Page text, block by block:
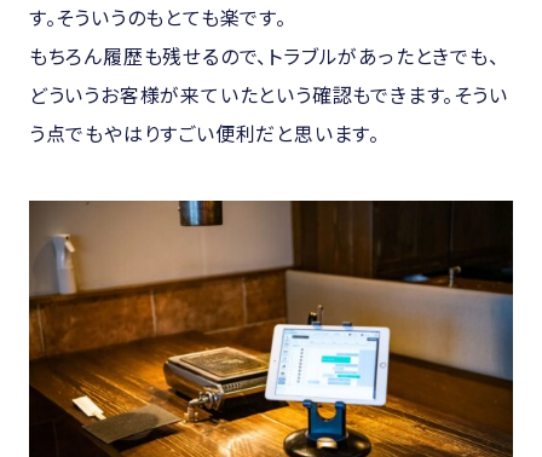
す。そういうのもとても楽です。
もちろん履歴も残せるので、トラブルがあったときでも、
どういうお客様が来ていたという確認もできます。そうい
う点でもやはりすごい便利だと思います。